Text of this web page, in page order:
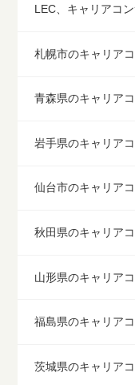
LEC、キャリアコ
札幌市のキャリア
青森県のキャリア
岩手県のキャリア
仙台市のキャリア
秋田県のキャリア
山形県のキャリア
福島県のキャリア
茨城県のキャリア